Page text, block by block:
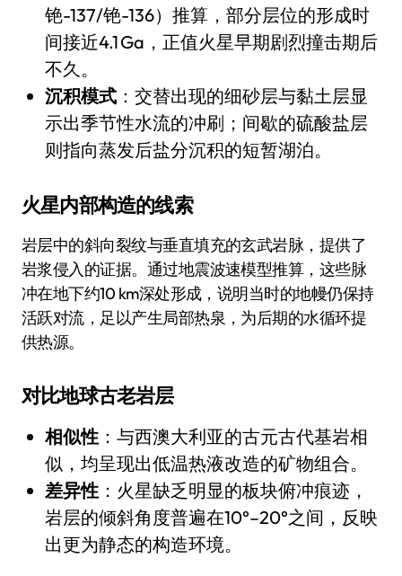
铯-137/铯-136）推算，部分层位的形成时
间接近4.1 Ga，正值火星早期剧烈撞击期后
不久。
沉积模式：交替出现的细砂层与黏土层显
示出季节性水流的冲刷；间歇的硫酸盐层
则指向蒸发后盐分沉积的短暂湖泊。
火星内部构造的线索
岩层中的斜向裂纹与垂直填充的玄武岩脉，提供了
岩浆侵入的证据。通过地震波速模型推算，这些脉
冲在地下约10 km深处形成，说明当时的地幔仍保持
活跃对流，足以产生局部热泉，为后期的水循环提
供热源。
对比地球古老岩层
相似性：与西澳大利亚的古元古代基岩相
似，均呈现出低温热液改造的矿物组合。
差异性：火星缺乏明显的板块俯冲痕迹，
岩层的倾斜角度普遍在10°–20°之间，反映
出更为静态的构造环境。